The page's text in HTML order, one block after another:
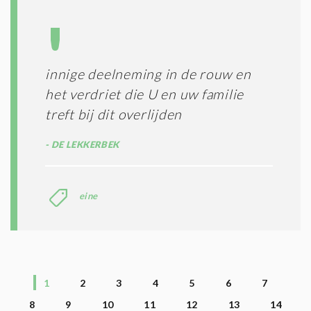
innige deelneming in de rouw en
het verdriet die U en uw familie
treft bij dit overlijden
DE LEKKERBEK
eine
1 2 3 4 5 6
7
8
9 10 11 12 13
14